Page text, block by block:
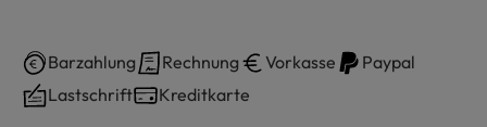
Barzahlung Rechnung Vorkasse
Paypal
Lastschrift
Kreditkarte